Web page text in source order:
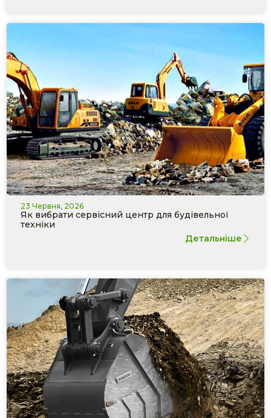
23 Червня, 2026
Як вибрати сервісний центр для будівельної
техніки
Детальніше